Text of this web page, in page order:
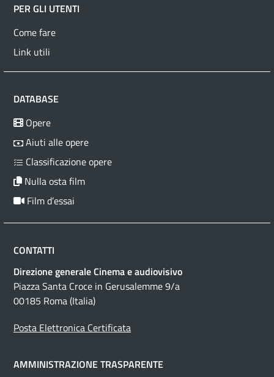
PER GLI UTENTI
Come fare
Link utili
DATABASE
Opere
Aiuti alle opere
Classificazione opere
Nulla osta film
Film d’essai
CONTATTI
Direzione generale Cinema e audiovisivo
Piazza Santa Croce in Gerusalemme 9/a
00185 Roma (Italia)
Posta Elettronica Certificata
AMMINISTRAZIONE TRASPARENTE